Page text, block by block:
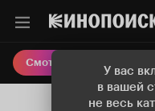
У вас
в вашей
не весь
Смотреть кино